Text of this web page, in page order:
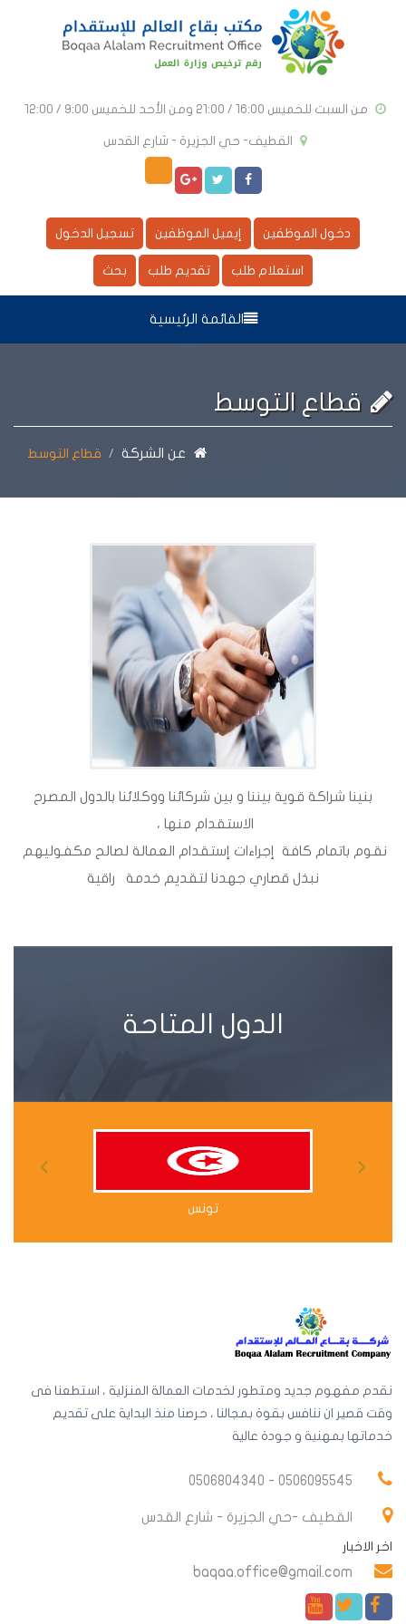
من السبت للخميس 16:00 / 21:00 ومن الأحد للخميس 9:00 / 12:00
القطيف- حي الجزيرة - شارع القدس
دخول الموظفين إيميل الموظفين تسجيل الدخول
استعلام طلب تقديم طلب بحث
القائمة الرئيسية
قطاع التوسط
عن الشركة قطاع التوسط
بنينا شراكة قوية بيننا و بين شركائنا ووكلائنا بالدول المصرح
الاستقدام منها ،
نقوم باتمام كافة
إجراءات إستقدام العمالة لصالح مكفوليهم
نبذل قصاري جهدنا لتقديم خدمة راقية
الدول المتاحة
تونس
نقدم مفهوم جديد ومتطور لخدمات العمالة المنزلية ، استطعنا فى
وقت قصير ان ننافس بقوة بمجالنا ، حرصنا منذ البداية على تقديم
خدماتها بمهنية و جودة عالية
القطيف -حي الجزيرة - شارع القدس
اخر الاخبار
baqaa.office@gmail.com